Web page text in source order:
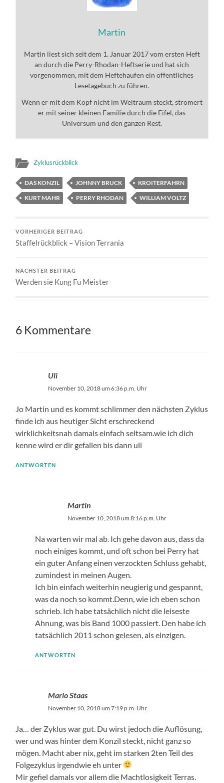
Martin
Martin liest sich seit dem 1. Januar 2017 vom ersten Heft
an durch die Perry-Rhodan-Heftserie und hat sich
vorgenommen, mit dem Heftehaufen ein öffentliches
Lesetagebuch zu führen.
Wenn er mit dem Kopf nicht im Weltraum steckt, stromert
er mit seiner kleinen Familie durch die Eifel, das
Universum und den ganzen Rest.
Zyklusrückblick
DAS KONZIL JOHNNY BRUCK
KROITERFAHRN
KURT MAHR
PERRY RHODAN WILLIAM VOLTZ
VORHERIGER BEITRAG
Staffelrückblick – Vision Terrania
NÄCHSTER BEITRAG
Werden sie Kung Fu Meister
6 Kommentare
Uli
November 10, 2018 um 6:36 p.m. Uhr
Jo Martin und es kommt schlimmer den nächsten Zyklus
finde ich aus heutiger Sicht erschreckend
wirklichkeitsnah damals einfach seltsam.wie ich dich
kenne wird er dir gefallen bis dann uli
ANTWORTEN
Martin
November 10, 2018 um 8:16 p.m. Uhr
Na warten wir mal ab. Ich gehe davon aus, dass da
noch einiges kommt, und oft schon bei Perry hat
ein guter Anfang einen verzockten Schluss gehabt,
zumindest in meinen Augen.
Ich bin einfach weiterhin neugierig und gespannt,
was da noch so kommt.Denn, wie ich eben schon
schrieb. Ich habe tatsächlich nicht die leiseste
Ahnung, was bis Band 1000 passiert. Den habe ich
tatsächlich 2011 schon gelesen, als einzigen.
ANTWORTEN
Mario Staas
November 10, 2018 um 7:19 p.m. Uhr
Ja… der Zyklus war gut. Du wirst jedoch die Auflösung,
wer und was hinter dem Konzil steckt, nicht ganz so
mögen. Macht aber nix, geht im starken 2ten Teil des
Folgezyklus irgendwie eh unter
Mir gefiel damals vor allem die Machtlosigkeit Terras.